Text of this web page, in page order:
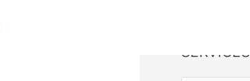
SERVICES